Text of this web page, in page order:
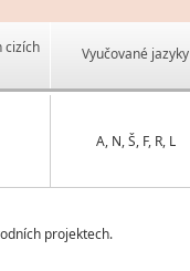
cizích Vyučované jazyky
A, N, Š, F, R, L
projektech.